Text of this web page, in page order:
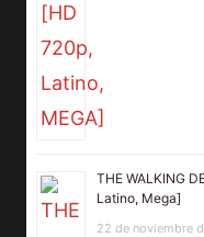
THE WALKING
Latino, Mega]
22 de noviembre